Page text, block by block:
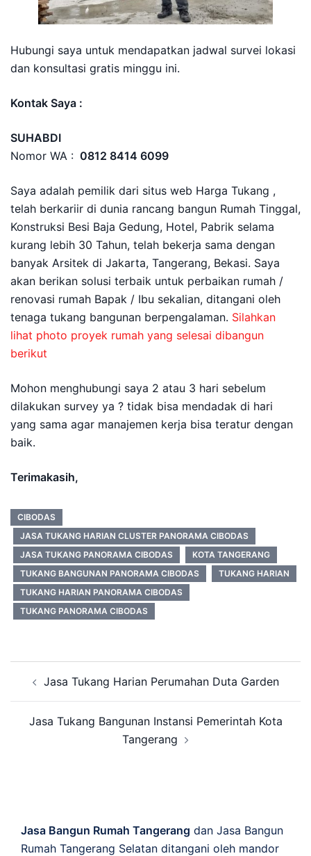
Hubungi saya untuk mendapatkan jadwal survei lokasi
dan konsultasi gratis minggu ini.
Kontak Saya :
SUHABDI
Nomor WA : 0812 8414 6099
Saya adalah pemilik dari situs web Harga Tukang ,
telah berkariir di dunia rancang bangun Rumah Tinggal,
Konstruksi Besi Baja Gedung, Hotel, Pabrik selama
kurang lebih 30 Tahun, telah bekerja sama dengan
banyak Arsitek di Jakarta, Tangerang, Bekasi. Saya
akan berikan solusi terbaik untuk perbaikan rumah /
renovasi rumah Bapak / Ibu sekalian, ditangani oleh
tenaga tukang bangunan berpengalaman. Silahkan
lihat photo proyek rumah yang selesai dibangun
berikut
Mohon menghubungi saya 2 atau 3 hari sebelum
dilakukan survey ya ? tidak bisa mendadak di hari
yang sama agar manajemen kerja bisa teratur dengan
baik.
Terimakasih,
CIBODAS
JASA TUKANG HARIAN CLUSTER PANORAMA CIBODAS
JASA TUKANG PANORAMA CIBODAS
KOTA TANGERANG
TUKANG BANGUNAN PANORAMA CIBODAS
TUKANG HARIAN
TUKANG HARIAN PANORAMA CIBODAS
TUKANG PANORAMA CIBODAS
navigation
Jasa Tukang Harian Perumahan Duta Garden
Jasa Tukang Bangunan Instansi Pemerintah Kota
Tangerang
Jasa Bangun Rumah Tangerang dan Jasa Bangun
Rumah Tangerang Selatan ditangani oleh mandor